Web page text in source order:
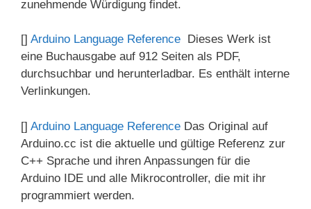
zunehmende Würdigung findet.
[] Arduino Language Reference Dieses Werk ist
eine Buchausgabe auf 912 Seiten als PDF,
durchsuchbar und herunterladbar. Es enthält interne
Verlinkungen.
[] Arduino Language Reference Das Original auf
Arduino.cc ist die aktuelle und gültige Referenz zur
C++ Sprache und ihren Anpassungen für die
Arduino IDE und alle Mikrocontroller, die mit ihr
programmiert werden.